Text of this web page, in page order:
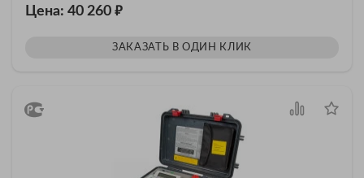
Цена: 40 260 ₽
ЗАКАЗАТЬ В ОДИН КЛИК